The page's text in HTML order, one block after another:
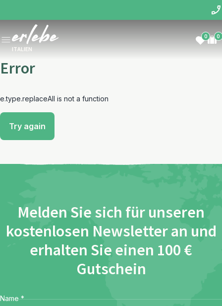
ITALIEN
0 0
Error
e.type.replaceAll is not a function
Try again
Melden Sie sich für unseren
kostenlosen Newsletter an und
erhalten Sie einen 100 €
Gutschein
Name *